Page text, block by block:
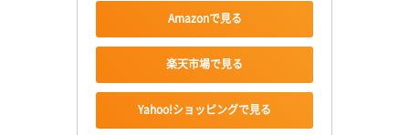
Amazonで見る
楽天市場で見る
Yahoo!ショッピングで見る